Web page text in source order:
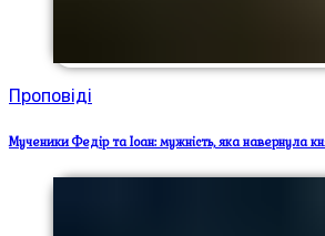
Проповіді
Мученики Федір та Іоан: мужність, яка навернула